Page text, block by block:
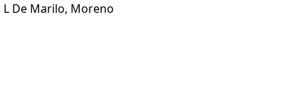
L De Marilo, Moreno